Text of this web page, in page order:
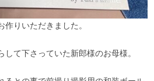
りいただきました。
て下さっていた新郎様のお母様。